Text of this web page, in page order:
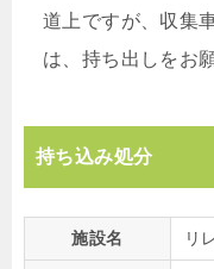
道上ですが、収集
は、持ち出しをお
持ち込み処分
施設名 リ